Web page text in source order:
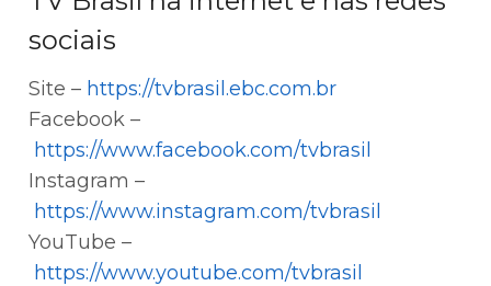
sociais
Site – https://tvbrasil.ebc.com.br
Facebook –
https://www.facebook.com/tvbrasil
Instagram –
https://www.instagram.com/tvbrasil
YouTube –
https://www.youtube.com/tvbrasil